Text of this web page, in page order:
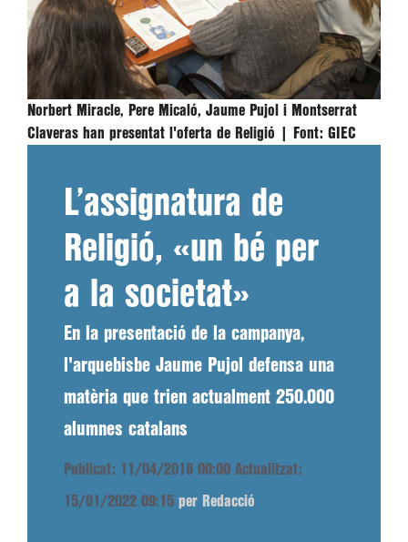
Norbert Miracle, Pere Micaló, Jaume Pujol i Montserrat
Claveras han presentat l'oferta de Religió |
Font: GIEC
L’assignatura de
Religió, «un bé per
a la societat»
En la presentació de la campanya,
l'arquebisbe Jaume Pujol defensa una
matèria que trien actualment 250.000
alumnes catalans
Publicat: 11/04/2018 00:00 Actualitzat:
15/01/2022 09:15 per Redacció